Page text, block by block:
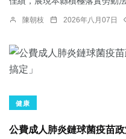
陳朝枝 2026年八月07日
健康
公費成人肺炎鏈球菌疫苗